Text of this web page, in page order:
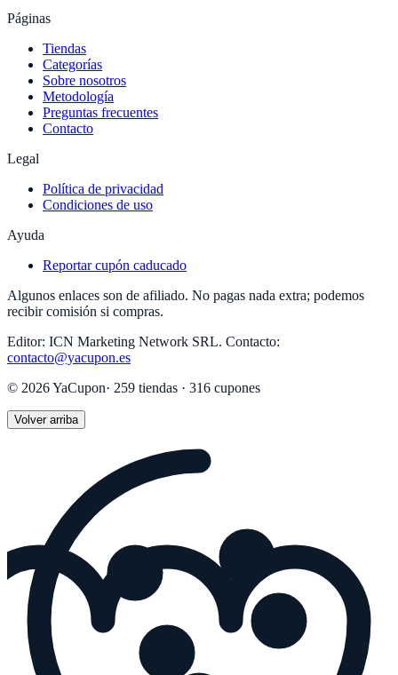
Páginas
Tiendas
Categorías
Sobre nosotros
Metodología
Preguntas frecuentes
Contacto
Legal
Política de privacidad
Condiciones de uso
Ayuda
Reportar cupón caducado
Algunos enlaces son de afiliado. No pagas nada extra; podemos
recibir comisión si compras.
Editor: ICN Marketing Network SRL. Contacto:
contacto@yacupon.es
© 2026YaCupon· 259 tiendas · 316 cupones
Volver arriba